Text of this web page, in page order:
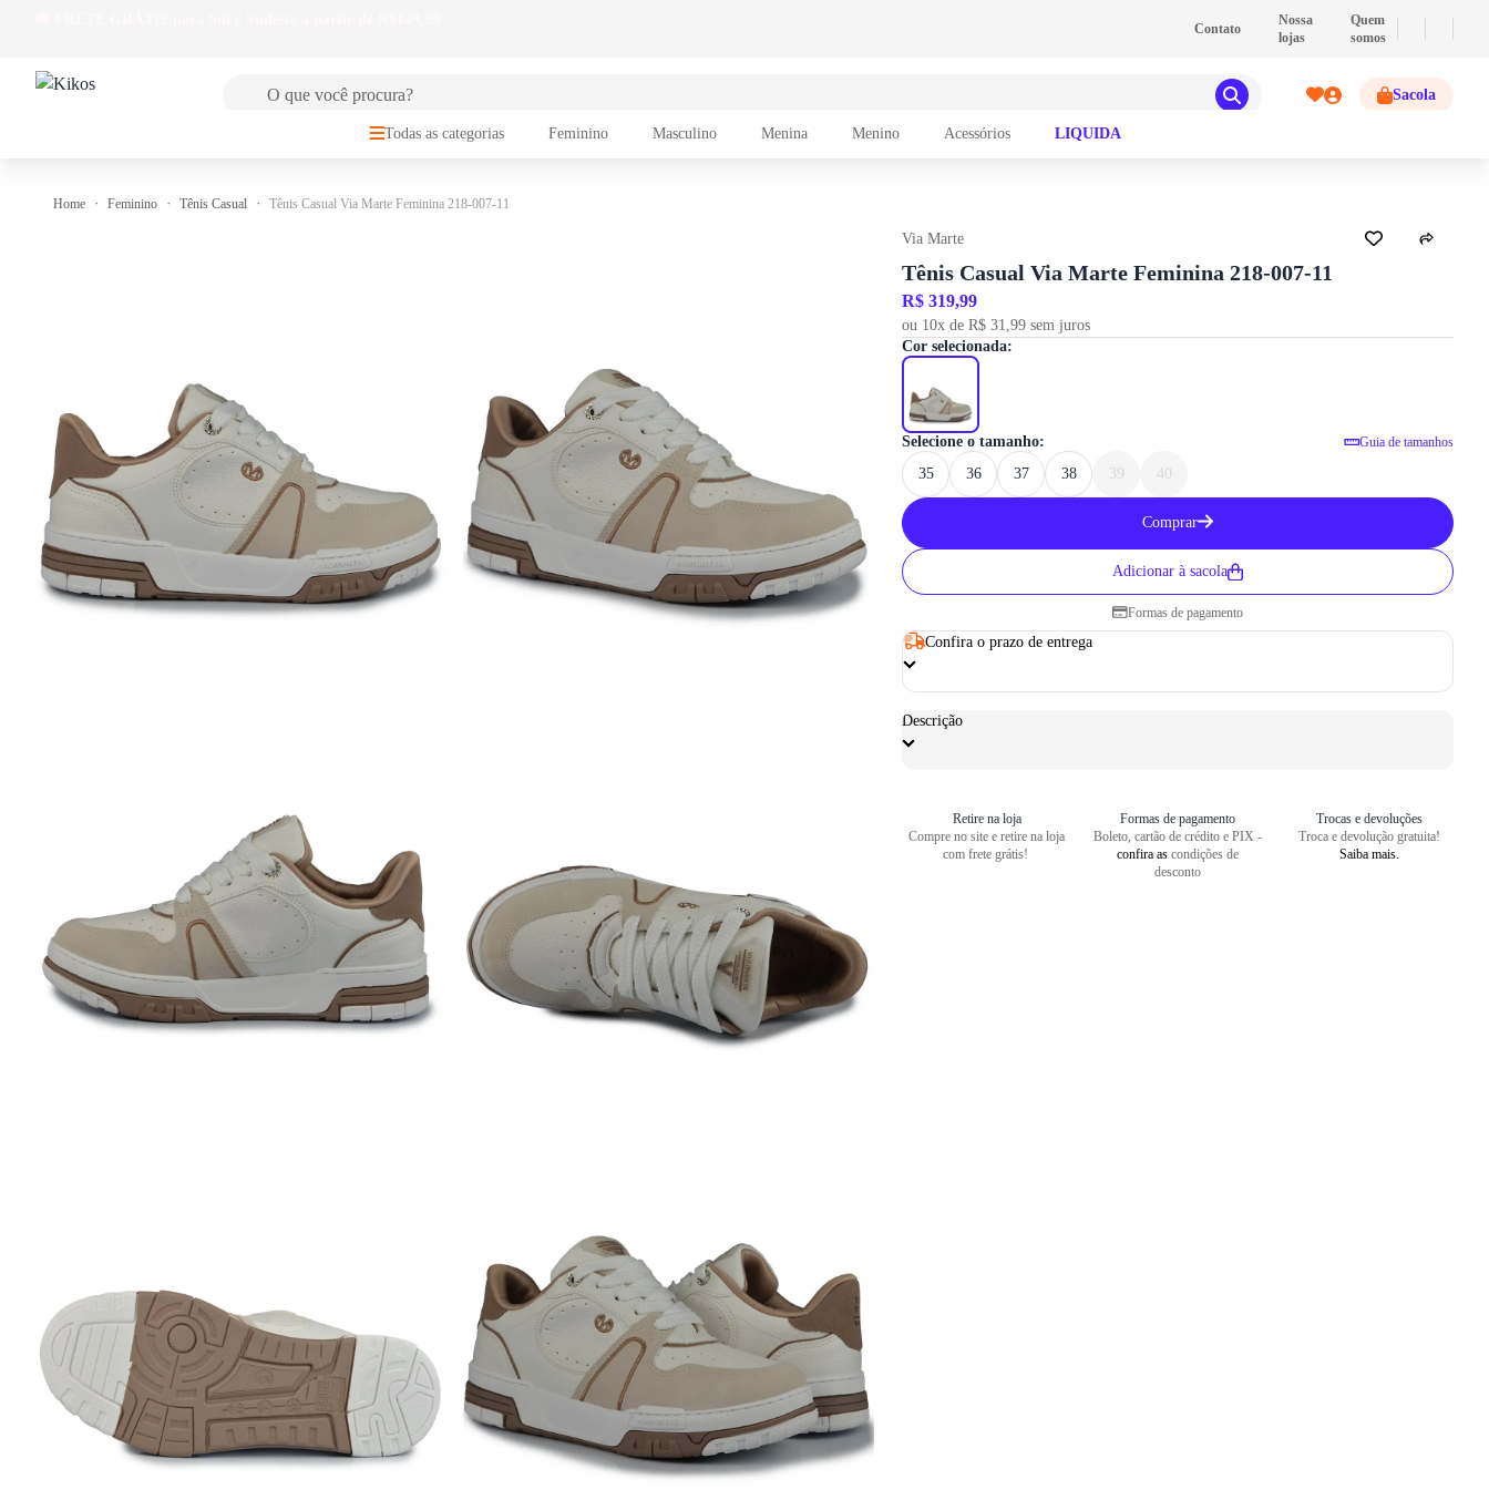
PIX - Pague com PIX e ganhe 2% de
Contato
Nossa
lojas
Quem
somos
Sacola
Todas as categorias Feminino Masculino Menina Menino Acessórios LIQUIDA
Home Feminino Tênis Casual Tênis Casual Via Marte Feminina 218-007-11
Via Marte
Tênis Casual Via Marte Feminina 218-007-11
R$ 319,99
ou 10x de R$ 31,99 sem juros
Selecione o tamanho: Guia de tamanhos
GUIA DE TAMANHOS
Tênis Casual Via Marte Feminina 218-
Como medir seu pé
Centralize o seu pé em uma
2 Faça um risco a partir do seu
3 Repita o risco na frente do dedão
35 36 37 38 39 40
Cor selecionada:
Comprar
Adicionar à sacola
Formas de pagamento
Confira o prazo de entrega
Descrição
Retire na loja
Compre no site e retire na loja
com frete grátis!
Formas de pagamento
Boleto, cartão de crédito e PIX -
confira as condições de
desconto
Trocas e devoluções
Troca e devolução gratuita!
Saiba mais.